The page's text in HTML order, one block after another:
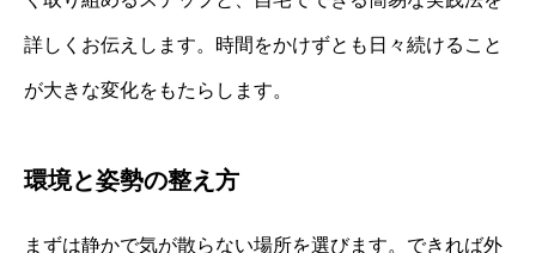
詳しくお伝えします。時間をかけずとも日々続けること
が大きな変化をもたらします。
環境と姿勢の整え方
まずは静かで気が散らない場所を選びます。できれば外